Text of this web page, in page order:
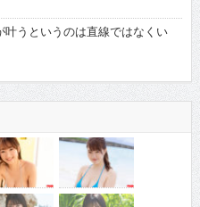
うというのは直線ではなくい